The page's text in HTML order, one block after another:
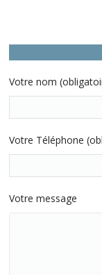
Votre nom
Votre Téléphone
Votre message